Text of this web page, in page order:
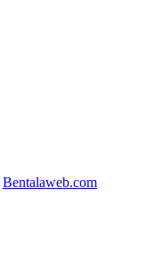
Bentalaweb.com